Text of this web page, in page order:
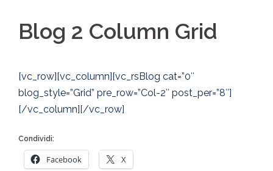
Blog 2 Column Grid
[vc_row][vc_column][vc_rsBlog cat=”0″
blog_style=”Grid” pre_row=”Col-2″ post_per=”8″]
[/vc_column][/vc_row]
Condividi:
Facebook X